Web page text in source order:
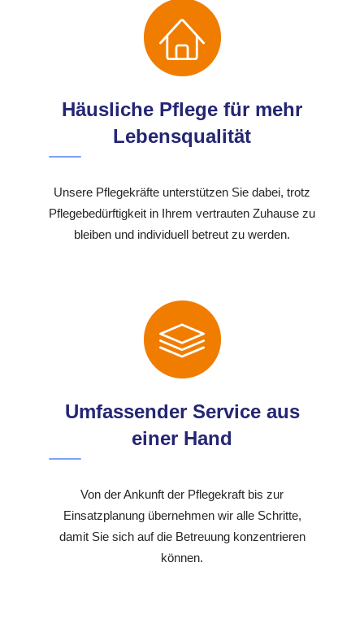
Häusliche Pflege für mehr
Lebensqualität
Unsere Pflegekräfte unterstützen Sie dabei, trotz
Pflegebedürftigkeit in Ihrem vertrauten Zuhause zu
bleiben und individuell betreut zu werden.
Umfassender Service aus
einer Hand
Von der Ankunft der Pflegekraft bis zur
Einsatzplanung übernehmen wir alle Schritte,
damit Sie sich auf die Betreuung konzentrieren
können.